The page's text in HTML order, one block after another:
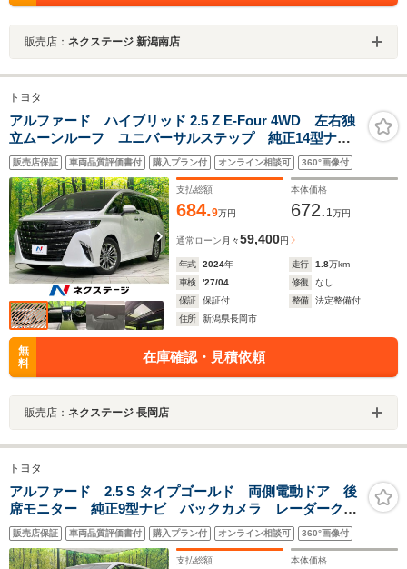
販売店： ネクステージ 新潟南店
トヨタ
アルファード ハイブリッド 2.5 Z E-Four 4WD 左右独
立ムーンルーフ ユニバーサルステップ 純正14型ナ
ビ 両側電動スライド 後席モニター 全周囲カメラ
電動リアゲート パワーシート 前中列シートベンチレ
ーション デジタルインナーミラー
販売店保証 車両品質評価書付 購入プラン付 オンライン相談可 360°画像付
支払総額
684.9万円
本体価格
672. 1 万円
通常ローン 月々59,400円
年式 2024年 走行 1.8万km
車検
'27/04 修復
なし
保証
保証付 整備
法定整備付
住所
新潟県長岡市
無
料
在庫確認・見積依頼
販売店： ネクステージ 長岡店
トヨタ
アルファード 2.5 S タイプゴールド 両側電動ドア 後
席モニター 純正9型ナビ バックカメラ レーダークル
ーズ ブラインドスポットモニター デジタルインナー
ミラー 禁煙車 前後ドラレコ ETC2.0 シーケンシャ
ルウィンカー
販売店保証 車両品質評価書付 購入プラン付 オンライン相談可 360°画像付
支払総額 本体価格